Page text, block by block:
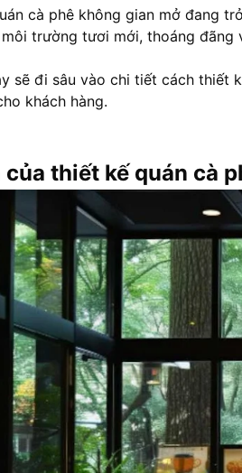
cà phê không gian mở đang
trường tươi mới, thoáng đãng
sẽ đi sâu vào chi tiết cách thiết
khách hàng.
của thiết kế quán cà